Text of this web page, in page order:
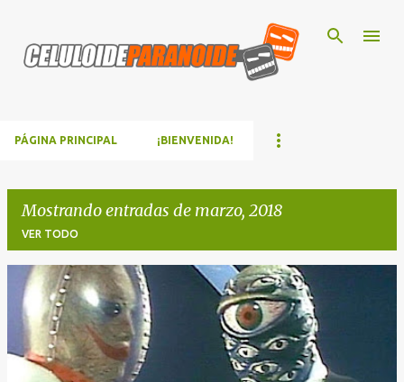
Ir al contenido principal
PÁGINA PRINCIPAL ¡BIENVENIDA!
Mostrando entradas de marzo, 2018
VER TODO
t